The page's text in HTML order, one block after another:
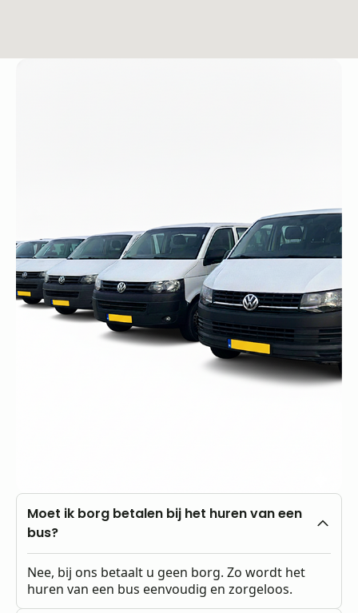
Moet ik borg betalen bij het huren van een
bus?
Nee, bij ons betaalt u geen borg. Zo wordt het
huren van een bus eenvoudig en zorgeloos.